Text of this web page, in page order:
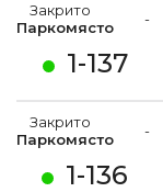
1-137
Закрито
Паркомясто
-
1-136
Закрито
Паркомясто
-